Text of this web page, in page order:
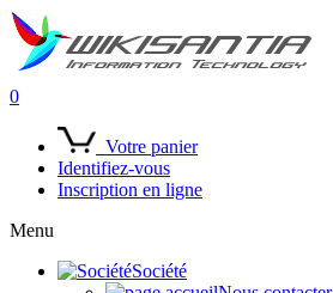
0
Votre panier
Identifiez-vous
Inscription en ligne
Menu
Société